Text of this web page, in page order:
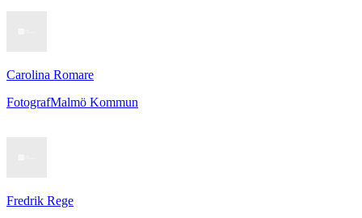
Carolina Romare
FotografMalmö Kommun
Fredrik Rege